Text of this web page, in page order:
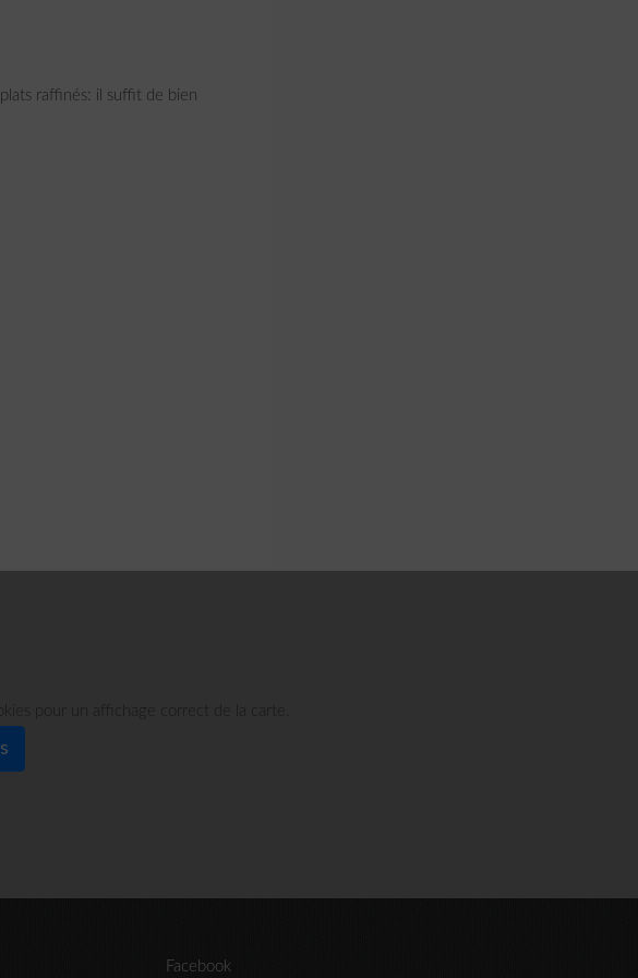
raffinés: il suffit de bien
pour un affichage correct de la carte.
Facebook